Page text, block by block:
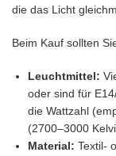
die das Licht
Beim Kauf sollten
Leuchtmittel:
oder sind für
die Wattzahl
(2700–3000
Material: Textil-